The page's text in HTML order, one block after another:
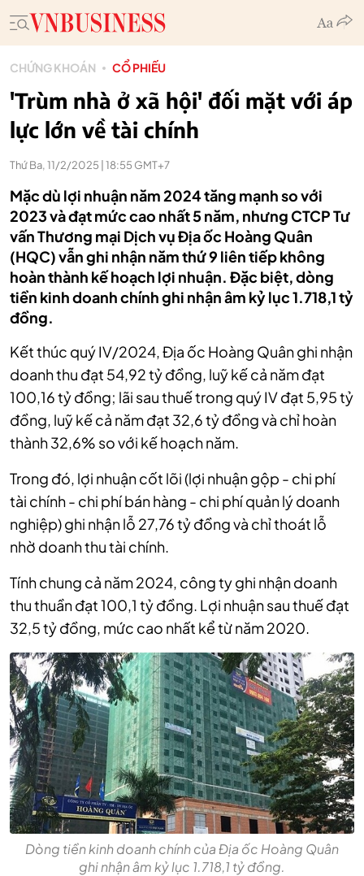
CHỨNG KHOÁN CỔ PHIẾU
'Trùm nhà ở xã hội' đối mặt với áp
lực lớn về tài chính
Thứ Ba, 11/2/2025 | 18:55 GMT+7
Mặc dù lợi nhuận năm 2024 tăng mạnh so với
2023 và đạt mức cao nhất 5 năm, nhưng CTCP Tư
vấn Thương mại Dịch vụ Địa ốc Hoàng Quân
(HQC) vẫn ghi nhận năm thứ 9 liên tiếp không
hoàn thành kế hoạch lợi nhuận. Đặc biệt, dòng
tiền kinh doanh chính ghi nhận âm kỷ lục 1.718,1 tỷ
đồng.
Kết thúc quý IV/2024, Địa ốc Hoàng Quân ghi nhận
doanh thu đạt 54,92 tỷ đồng, luỹ kế cả năm đạt
100,16 tỷ đồng; lãi sau thuế trong quý IV đạt 5,95 tỷ
đồng, luỹ kế cả năm đạt 32,6 tỷ đồng và chỉ hoàn
thành 32,6% so với kế hoạch năm.
Trong đó, lợi nhuận cốt lõi (lợi nhuận gộp - chi phí
tài chính - chi phí bán hàng - chi phí quản lý doanh
nghiệp) ghi nhận lỗ 27,76 tỷ đồng và chỉ thoát lỗ
nhờ doanh thu tài chính.
Tính chung cả năm 2024, công ty ghi nhận doanh
thu thuần đạt 100,1 tỷ đồng. Lợi nhuận sau thuế đạt
32,5 tỷ đồng, mức cao nhất kể từ năm 2020.
Dòng tiền kinh doanh chính của Địa ốc Hoàng Quân
ghi nhận âm kỷ lục 1.718,1 tỷ đồng.